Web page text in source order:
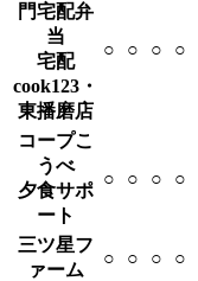
門宅配弁
当
宅配
cook123・
東播磨店
○ ○ ○ ○
コープこ
うべ
夕食サポ
ート
○ ○ ○ ○
三ツ星フ
ァーム
○ ○ ○ ○